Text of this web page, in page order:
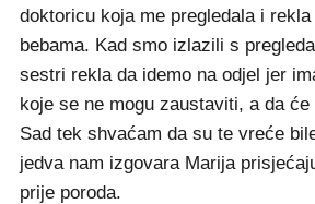
doktoricu koja me pregledala i
bebama. Kad smo izlazili s
sestri rekla da idemo na odjel jer
koje se ne mogu zaustaviti, a da
Sad tek shvaćam da su te vreće
jedva nam izgovara Marija
prije poroda.